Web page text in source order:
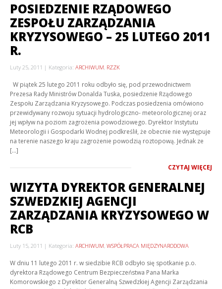
POSIEDZENIE RZĄDOWEGO
ZESPOŁU ZARZĄDZANIA
KRYZYSOWEGO – 25 LUTEGO 2011
R.
Luty 25, 2011 Kategoria: ARCHIWUM, RZZK
W piątek 25 lutego 2011 roku odbyło się, pod przewodnictwem
Prezesa Rady Ministrów Donalda Tuska, posiedzenie Rządowego
Zespołu Zarządzania Kryzysowego. Podczas posiedzenia omówiono
przewidywany rozwoju sytuacji hydrologiczno- meteorologicznej oraz
jej wpływ na poziom zagrożenia powodziowego. Dyrektor Instytutu
Meteorologii i Gospodarki Wodnej podkreślił, że obecnie nie występuje
na terenie naszego kraju zagrożenie powodzią roztopową. Jednak ze
[…]
CZYTAJ WIĘCEJ
WIZYTA DYREKTOR GENERALNEJ
SZWEDZKIEJ AGENCJI
ZARZĄDZANIA KRYZYSOWEGO W
RCB
Luty 15, 2011 Kategoria: ARCHIWUM, WSPÓŁPRACA MIĘDZYNARODOWA
W dniu 11 lutego 2011 r. w siedzibie RCB odbyło się spotkanie p.o.
dyrektora Rządowego Centrum Bezpieczeństwa Pana Marka
Komorowskiego z Dyrektor Generalną Szwedzkiej Agencji Zarządzania